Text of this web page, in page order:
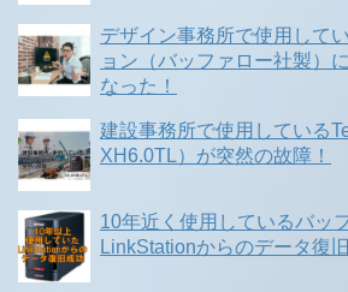
デザイン事務所で使用して
ョン（バッファロー社製）
なった！
建設事務所で使用している
XH6.0TL）が突然の故障！
10年近く使用しているバッ
LinkStationからのデータ復